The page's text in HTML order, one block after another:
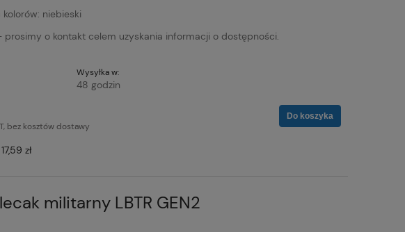
niebieski
prosimy o kontakt celem uzyskania informacji o dostępności.
Wysyłka w:
48 godzin
bez kosztów dostawy
17,59 zł
Do koszyka
militarny LBTR GEN2